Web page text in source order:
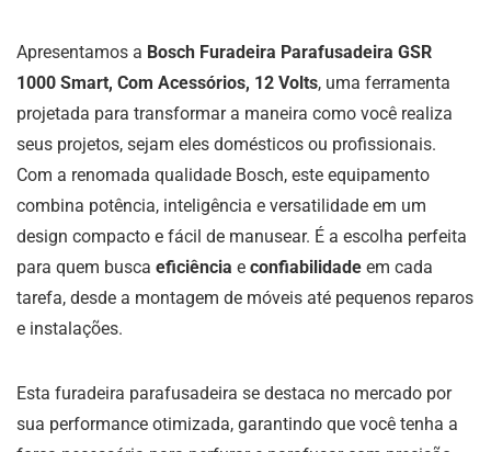
Apresentamos a Bosch Furadeira Parafusadeira GSR
1000 Smart, Com Acessórios, 12 Volts, uma ferramenta
projetada para transformar a maneira como você realiza
seus projetos, sejam eles domésticos ou profissionais.
Com a renomada qualidade Bosch, este equipamento
combina potência, inteligência e versatilidade em um
design compacto e fácil de manusear. É a escolha perfeita
para quem busca eficiência e confiabilidade em cada
tarefa, desde a montagem de móveis até pequenos reparos
e instalações.
Esta furadeira parafusadeira se destaca no mercado por
sua performance otimizada, garantindo que você tenha a